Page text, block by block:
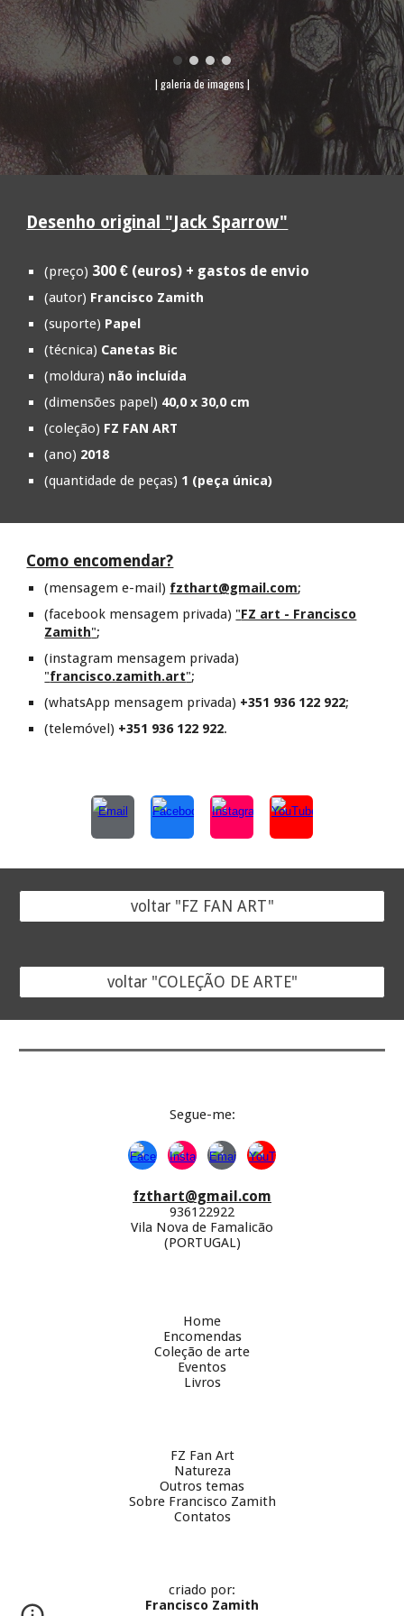
| galeria de imagens|
Desenho original "Jack Sparrow"
(preço) 300 € (euros) + gastos de envio
(autor) Francisco Zamith
(suporte) Papel
(técnica) Canetas Bic
(moldura) não incluída
(dimensões papel) 40,0 x 30,0 cm
(coleção) FZ FAN ART
(ano) 2018
(quantidade de peças) 1 (peça única)
Como encomendar?
(mensagem e-mail) fzthart@gmail.com;
(facebook mensagem privada) "FZ art - Francisco
Zamith";
(instagram mensagem privada)
"francisco.zamith.art";
(whatsApp mensagem privada) +351 936 122 922;
(telemóvel) +351 936 122 922.
voltar "FZ FAN ART"
voltar "COLEÇÃO DE ARTE"
Segue-me:
fzthart@gmail.com
936122922
Vila Nova de Famalicão
(PORTUGAL)
Home
Encomendas
Coleção de arte
Eventos
Livros
FZ Fan Art
Natureza
Outros temas
SobreFrancisco Zamith
Contatos
criado por:
Francisco Zamith